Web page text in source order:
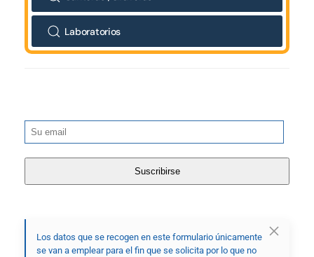
Laboratorios
Los datos que se recogen en este formulario únicamente
se van a emplear para el fin que se solicita por lo que no